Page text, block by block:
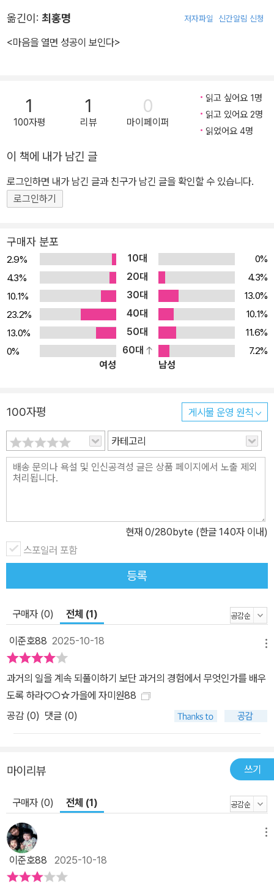
유한 사람이라 믿었고, 그 믿음을 끝까지 포기하지 않았다. 웨인 다이
어의 모든 메시지는 하나로 수렴된다. “당신은 이미 온전하며, 당신
자신의 메시지가 가장 절실한 사람들에게 닿아야 한다는 이유로 안정
된 교수직을 내려놓고 강연과 집필의 길로 나섰다. 그의 대표작《행복
사에 결정적인 전환점을 만들었고, 타인의 기대와 시선에 묶여 살아
온 사람들에게 자기 삶을 되찾으라는 선언문이 되었다. 이후 《인생의
모든 문제에는 답이 있다》, 《우리는 모두 죽는다는 것을 기억하라》,
《인생의 태도》, 《마음의 연금술》, 《의도의 힘》 등 40여 권의 저서를
옮긴이: 최홍명 저자파일 신간알림 신청
<마음을 열면 성공이 보인다>
1
100자평
1
리뷰
0
마이페이퍼
읽고 싶어요 1명
읽고 있어요 2명
읽었어요 4명
이 책에 내가 남긴 글
로그인하면 내가 남긴 글과 친구가 남긴 글을 확인할 수 있습니다.
로그인하기
구매자 분포
2.9% 10대
0%
4.3%
20대
4.3%
10.1%
30대
13.0%
23.2%
40대
10.1%
13.0%
50대
11.6%
0%
60대
7.2%
여성
남성
100자평 게시물 운영 원칙
카테고리
현재 0/280byte (한글 140자 이내)
스포일러 포함
등록
구매자 (0) 전체 (1)
이준호88 2025-10-18
과거의 일을 계속 되풀이하기 보단 과거의 경험에서 무엇인가를 배우
도록 하라♡○☆가을에 자미원88
공감 (0) 댓글 (0)
마이리뷰 쓰기
구매자 (0) 전체 (1)
이준호88 2025-10-18